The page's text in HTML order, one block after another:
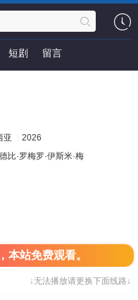
短剧 留言
亚
2026
比·罗梅罗·伊斯米·梅
本站免费观看。
↓无法播放请更换下面线路↓